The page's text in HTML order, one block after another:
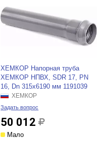
ХЕМКОР Напорная труба
ХЕМКОР НПВХ, SDR 17, PN
16, Dn 315x6190 мм 1191039
ХЕМКОР
Задать вопрос
50 012
Мало